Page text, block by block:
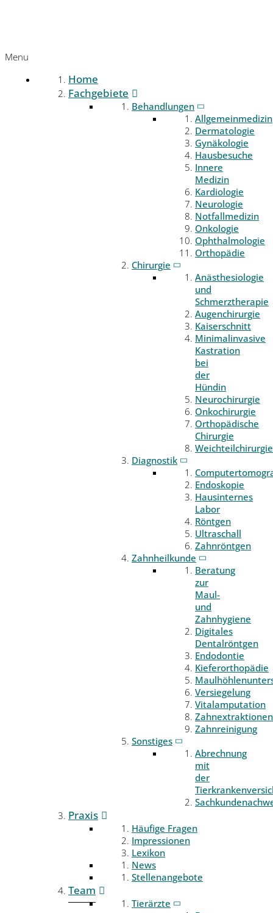
Menu
Home
Fachgebiete
Behandlungen
Allgemeinmedizin
Dermatologie
Gynäkologie
Hausbesuche
Innere
Medizin
Kardiologie
Neurologie
Notfallmedizin
Onkologie
Ophthalmologie
Orthopädie
Chirurgie
Anästhesiologie
und
Schmerztherapie
Augenchirurgie
Kaiserschnitt
Minimalinvasive
Kastration
bei
der
Hündin
Neurochirurgie
Onkochirurgie
Orthopädische
Chirurgie
Weichteilchirurgie
Diagnostik
Endoskopie
Hausinternes
Labor
Röntgen
Ultraschall
Zahnröntgen
Zahnheilkunde
Beratung
zur
Maul-
und
Zahnhygiene
Digitales
Dentalröntgen
Endodontie
Kieferorthopädie
Versiegelung
Vitalamputation
Zahnextraktionen
Zahnreinigung
Sonstiges
Abrechnung
mit
der
Praxis
Häufige Fragen
Impressionen
Lexikon
News
Stellenangebote
Team
Tierärzte